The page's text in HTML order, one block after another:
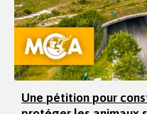
Une pétition pour